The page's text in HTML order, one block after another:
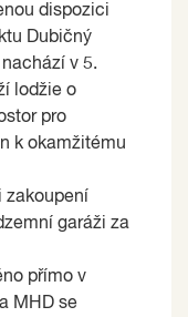
dispozici
Dubičný
v 5.
lodžie o
pro
k okamžitému
zakoupení
garáži za
přímo v
MHD se